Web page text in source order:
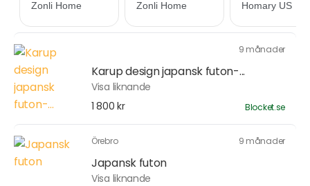
9 månader
Karup design japansk futon-...
Visa liknande
1 800 kr
Blocket.se
Örebro 9 månader
Japansk futon
Visa liknande